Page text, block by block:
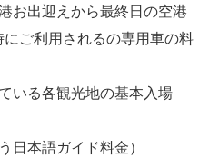
お出迎えから最終日の空港
ご利用されるの専用車の料
いる各観光地の基本入場
日本語ガイド料金）